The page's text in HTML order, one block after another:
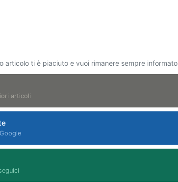
articolo ti è piaciuto e vuoi rimanere sempre informato
articoli